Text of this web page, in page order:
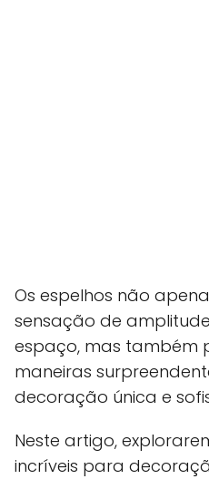
Os espelhos não
sensação de
espaço, mas também
maneiras
decoração única e
Neste artigo,
incríveis para